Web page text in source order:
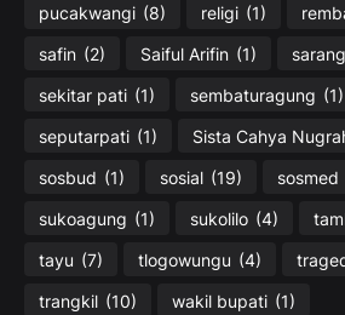
pucakwangi (8) religi (1)
safin (2) Saiful Arifin (1) sarang
sekitar pati (1) sembaturagung (1)
seputarpati (1) Sista Cahya
sosbud (1) sosial (19) sosmed
sukoagung (1) sukolilo (4)
tayu (7) tlogowungu (4)
trangkil (10) wakil bupati (1)